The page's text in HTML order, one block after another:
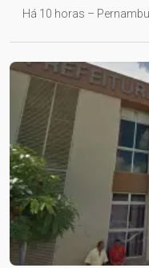
Há 10 horas –